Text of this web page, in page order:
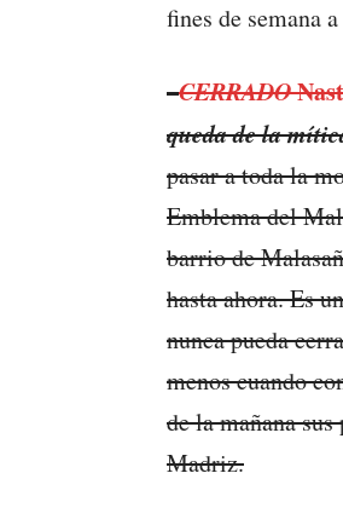
fines de semana
–CERRADO
queda de la
pasar a toda la
Emblema del
barrio de
hasta ahora. Es
nunca pueda
menos cuando
de la mañana
Madriz.